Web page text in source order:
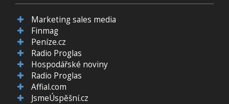
Marketing sales media
Finmag
Peníze.cz
Radio Proglas
Hospodářské noviny
Radio Proglas
Affial.com
JsmeÚspěšní.cz